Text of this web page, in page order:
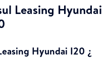
Leasing Hyundai
Hyundai I20 ¿